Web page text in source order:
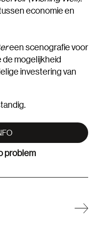
economie en
een scenografie voor
mogelijkheid
investering van
problem